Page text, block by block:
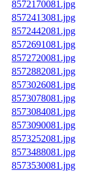
8572170081.jpg
8572413081.jpg
8572442081.jpg
8572691081.jpg
8572720081.jpg
8572882081.jpg
8573026081.jpg
8573078081.jpg
8573084081.jpg
8573090081.jpg
8573252081.jpg
8573488081.jpg
8573530081.jpg